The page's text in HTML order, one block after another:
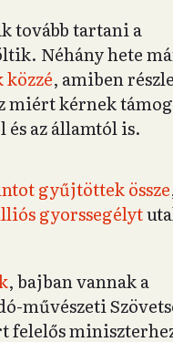
tovább tartani a
Néhány hete
, amiben
miért kérnek
az államtól is.
gyűjtöttek össze
gyorssegélyt
, bajban vannak a
művészeti